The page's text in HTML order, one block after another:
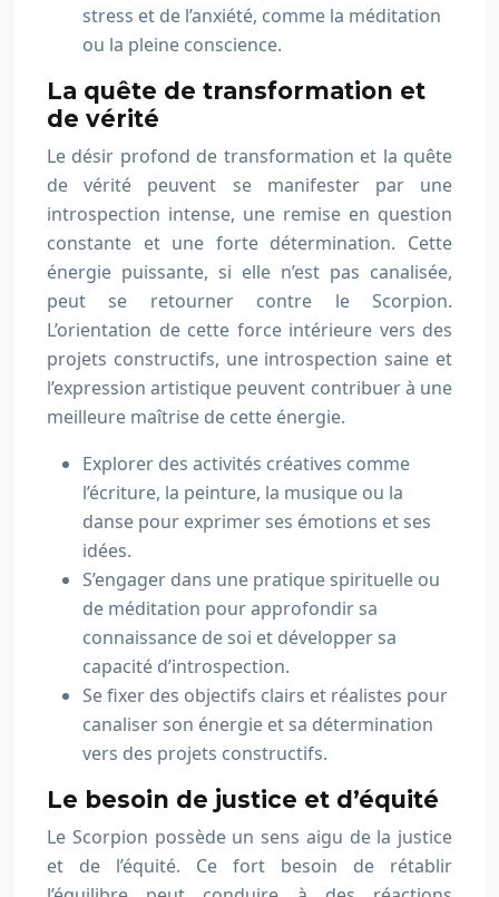
stress et de l’anxiété, comme la méditation
ou la pleine conscience.
La quête de transformation et
de vérité
Le désir profond de transformation et la quête
de vérité peuvent se manifester par une
introspection intense, une remise en question
constante et une forte détermination. Cette
énergie puissante, si elle n’est pas canalisée,
peut se retourner contre le Scorpion.
L’orientation de cette force intérieure vers des
projets constructifs, une introspection saine et
l’expression artistique peuvent contribuer à une
meilleure maîtrise de cette énergie.
Explorer des activités créatives comme
l’écriture, la peinture, la musique ou la
danse pour exprimer ses émotions et ses
idées.
S’engager dans une pratique spirituelle ou
de méditation pour approfondir sa
connaissance de soi et développer sa
capacité d’introspection.
Se fixer des objectifs clairs et réalistes pour
canaliser son énergie et sa détermination
vers des projets constructifs.
Le besoin de justice et d’équité
Le Scorpion possède un sens aigu de la justice
et de l’équité. Ce fort besoin de rétablir